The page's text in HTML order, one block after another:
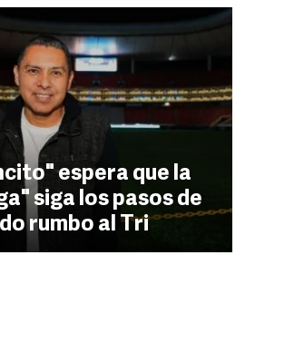
espera que la
siga los pasos de
rumbo al Tri